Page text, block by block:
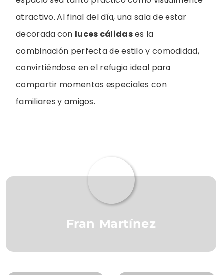
atractivo. Al final del día, una sala de estar
decorada con luces cálidases la
combinación perfecta de estilo y comodidad,
convirtiéndose en el refugio ideal para
compartir momentos especiales con
familiares y amigos.
Fran Martínez